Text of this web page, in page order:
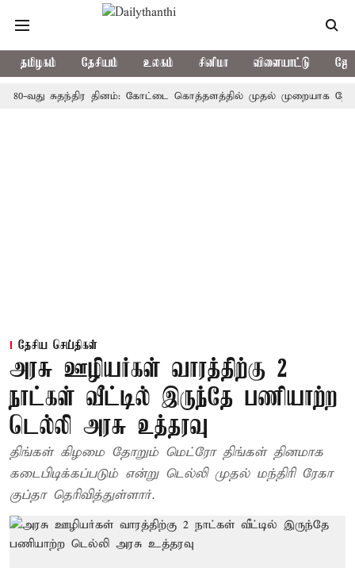
தமிழகம் தேசியம் உலகம் சினிமா விளையாட்டு
சுதந்திர தினம்: கோட்டை கொத்தளத்தில் முதல் முறையாக தேசிய
தேசிய செய்திகள்
அரசு ஊழியர்கள் வாரத்திற்கு 2
நாட்கள் வீட்டில் இருந்தே பணியாற்ற
டெல்லி அரசு உத்தரவு
திங்கள் கிழமை தோறும் மெட்ரோ திங்கள் தினமாக
கடைபிடிக்கப்படும் என்று டெல்லி முதல் மந்திரி ரேகா
குப்தா தெரிவித்துள்ளார்.